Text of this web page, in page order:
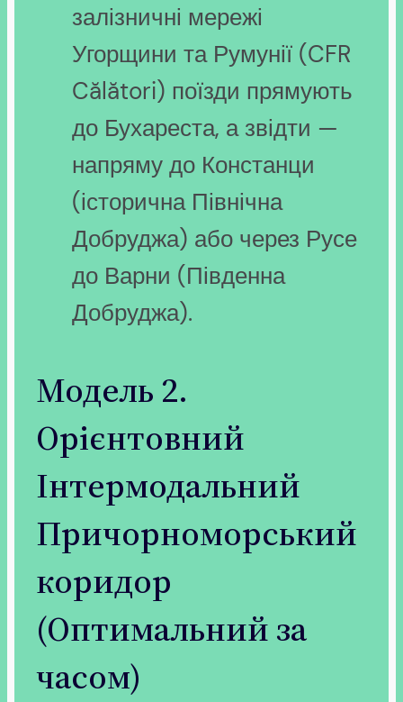
залізничні мережі
Угорщини та Румунії (CFR
Călători) поїзди прямують
до Бухареста, а звідти —
напряму до Констанци
(історична Північна
Добруджа) або через Русе
до Варни (Південна
Добруджа).
Модель 2.
Орієнтовний
Інтермодальний
Причорноморський
коридор
(Оптимальний за
часом)